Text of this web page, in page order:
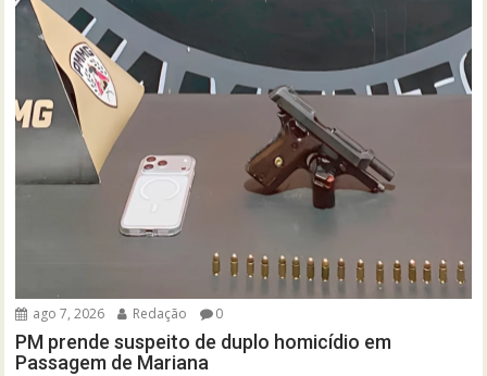
ago 7, 2026 Redação 0
PM prende suspeito de duplo homicídio em
Passagem de Mariana